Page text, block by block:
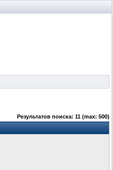
Результатов поиска: 11 (max: 500)